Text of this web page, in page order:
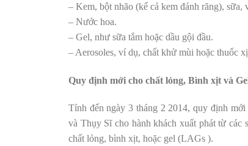
– Kem, bột nhão (kể cả kem đánh răng), sữa,
– Nước hoa.
– Gel, như sữa tắm hoặc dầu gội đầu.
– Aerosoles, ví dụ, chất khử mùi hoặc thuốc
Quy định mới cho chất lỏng, Bình xịt và
Tính đến ngày 3 tháng 2 2014, quy định
và Thụy Sĩ cho hành khách xuất phát từ các
chất lỏng, bình xịt, hoặc gel (LAGs ).